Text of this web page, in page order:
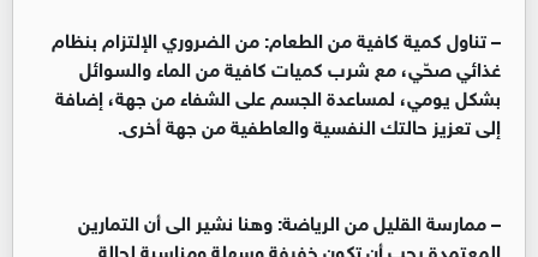
– تناول كمية كافية من الطعام: من الضروري الإلتزام بنظام
غذائي صحّي، مع شرب كميات كافية من الماء والسوائل
بشكل يومي، لمساعدة الجسم على الشفاء من جهة، إضافة
إلى تعزيز حالتك النفسية والعاطفية من جهة أخرى.
– ممارسة القليل من الرياضة: وهنا نشير الى أن التمارين
المعتمدة يجب أن تكون خفيفة وسهلة ومناسبة لحالة